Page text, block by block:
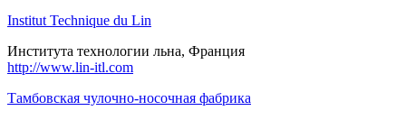
Institut Technique du Lin
Института технологии льна, Франция
http://www.lin-itl.com
Тамбовская чулочно-носочная фабрика